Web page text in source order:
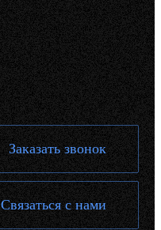
Заказать звонок
Связаться с нами